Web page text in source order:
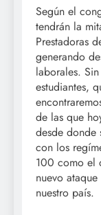
Según el
tendrán la
Prestadoras
generando
laborales.
estudiantes,
de las que
desde donde
con los
100 como el
nuevo
nuestro país.